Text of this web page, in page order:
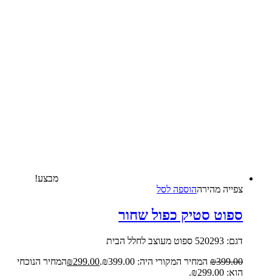
מבצע!
צפייה‬ ‫מהירה‬הוספה לסל
ספוט סטיק כפול שחור
דגם: 520293 ספוט מעוצב לחלל הבית
₪399.00 המחיר המקורי היה: ₪399.00. ₪299.00
המחיר הנוכחי
הוא: ₪299.00.